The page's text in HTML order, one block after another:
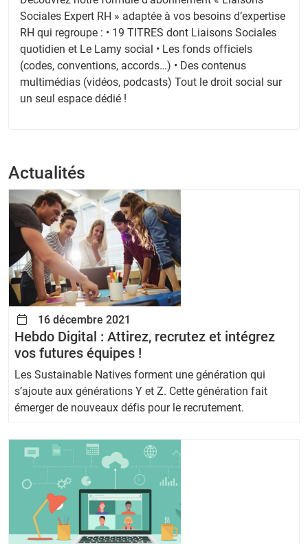
Sociales Expert RH » adaptée à vos besoins d’expertise
RH qui regroupe : • 19 TITRES dont Liaisons Sociales
quotidien et Le Lamy social • Les fonds officiels
(codes, conventions, accords…) • Des contenus
multimédias (vidéos, podcasts) Tout le droit social sur
un seul espace dédié !
Actualités
16 décembre 2021
Hebdo Digital : Attirez, recrutez et intégrez
vos futures équipes !
Les Sustainable Natives forment une génération qui
s’ajoute aux générations Y et Z. Cette génération fait
émerger de nouveaux défis pour le recrutement.